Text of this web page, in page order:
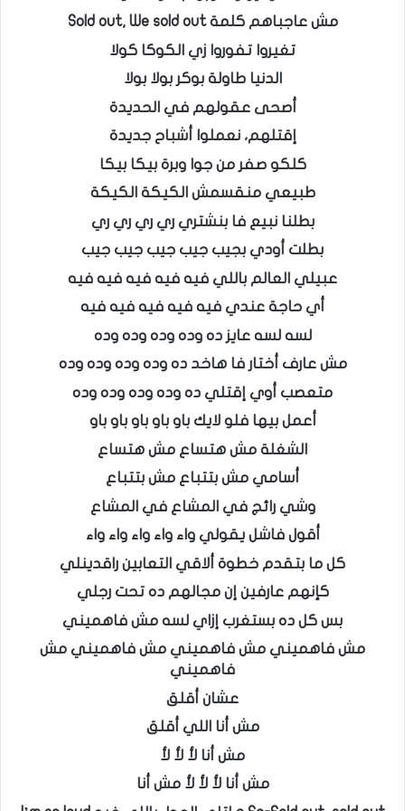
مش عاجباهم كلمة Sold out, We sold out
تغيروا تفوروا زي الكوكا كولا
الدنيا طاولة بوكر بولا بولا
أصحى عقولهم في الحديدة
إقتلهم، نعملوا أشباح جديدة
كلكو صفر من جوا وبرة بيكا بيكا
طبيعي منقسمش الكيكة الكيكة
بطلنا نبيع فا بنشتري ري ري ري ري
بطلت أودي بجيب جيب جيب جيب جيب
عبيلي العالم باللي فيه فيه فيه فيه فيه
أي حاجة عندي فيه فيه فيه فيه فيه
لسه لسه عايز ده وده وده وده وده
مش عارف أختار فا هاخد ده وده وده وده وده
متعصب أوي إقتلي ده وده وده وده وده
أعمل بيها فلو لايك باو باو باو باو باو
الشغلة مش هتساع مش هتساع
أسامي مش بتتباع مش بتتباع
وشي رائج في المشاع في المشاع
أقول فاشل يقولي واء واء واء واء واء
كل ما بتقدم خطوة ألاقي التعابين راقدينلي
كإنهم عارفين إن مجالهم ده تحت رجلي
بس كل ده بستغرب إزاي لسه مش فاهميني
مش فاهميني مش فاهميني مش فاهميني مش
فاهميني
عشان أقلق
مش أنا اللي أقلق
مش أنا لأ لأ لأ
مش أنا لأ لأ لأ مش أنا